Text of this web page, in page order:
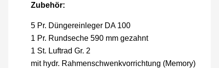
Zubehör:
5 Pr. Düngereinleger DA 100
1 Pr. Rundseche 590 mm gezahnt
1 St. Luftrad Gr. 2
mit hydr. Rahmenschwenkvorrichtung (Memory)